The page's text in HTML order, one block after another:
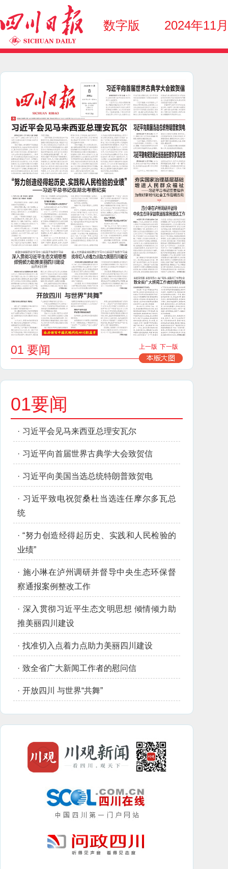
数字版 2024年11
01 要闻 上一版 下一版
01要闻
· 习近平会见马来西亚总理安瓦尔
· 习近平向首届世界古典学大会致贺信
· 习近平向美国当选总统特朗普致贺电
· 习近平致电祝贺桑杜当选连任摩尔多瓦总
统
· “努力创造经得起历史、实践和人民检验的
业绩”
· 施小琳在泸州调研并督导中央生态环保督
察通报案例整改工作
· 深入贯彻习近平生态文明思想 倾情倾力助
推美丽四川建设
· 找准切入点着力点助力美丽四川建设
· 致全省广大新闻工作者的慰问信
· 开放四川 与世界“共舞”